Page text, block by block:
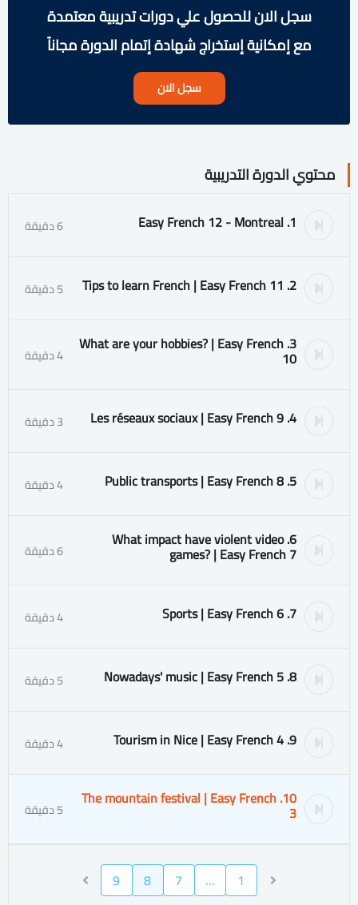
سجل الان للحصول علي دورات تدريبية معتمدة
مع إمكانية إستخراج شهادة إتمام الدورة مجاناً
سجل الان
محتوي الدورة التدريبية
1. Easy French 12 - Montreal 6 دقيقة
2. Tips to learn French | Easy French 11 5 دقيقة
3. What are your hobbies? | Easy French
10 4 دقيقة
4. Les réseaux sociaux | Easy French 9 3 دقيقة
5. Public transports | Easy French 8 4 دقيقة
6. What impact have violent video
games? | Easy French 7 6 دقيقة
7. Sports | Easy French 6 4 دقيقة
8. Nowadays' music | Easy French 5 5 دقيقة
9. Tourism in Nice | Easy French 4 4 دقيقة
10. The mountain festival | Easy French
3 5 دقيقة
1
…
7
8
9